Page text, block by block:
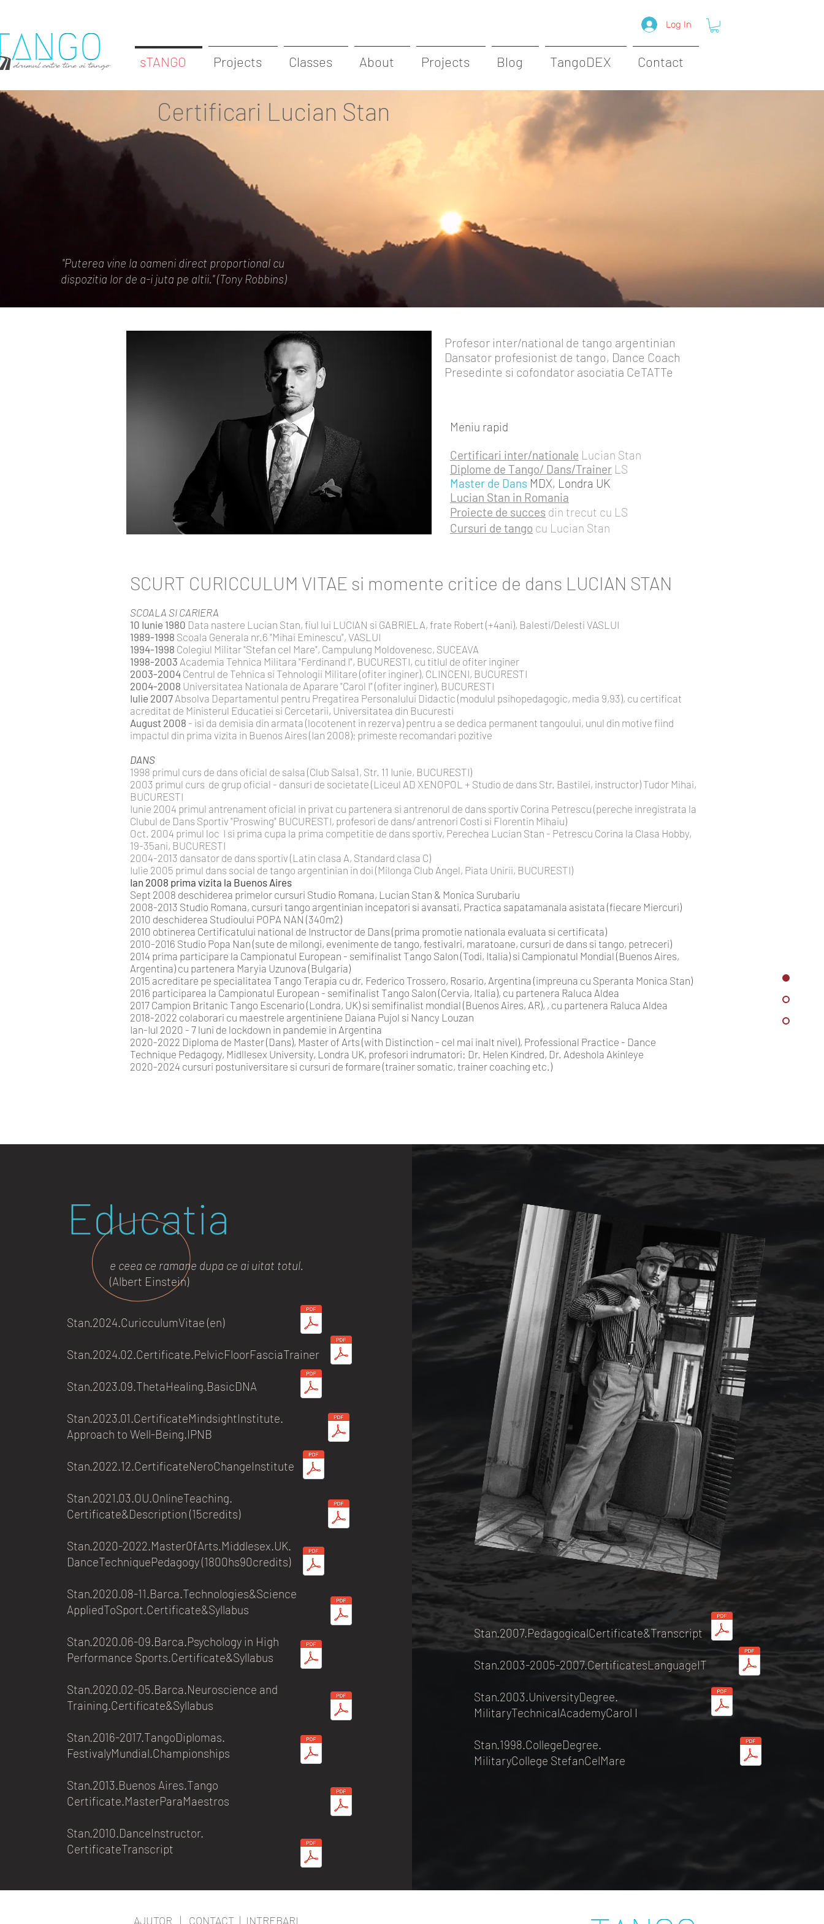
Log In
sTANGO Projects Classes About Projects Blog TangoDEX Contact
Certificari Lucian Stan
"Puterea vine la oameni direct proportional cu
dispozitia lor de a-i juta pe altii." (Tony Robbins)
CERTIFICARI &
ACREDITARI
Profesor inter/national de tango argentinian
Dansator profesionist de tango, Dance Coach
Presedinte si cofondator asociatia CeTATTe
Meniu rapid
Certificari inter/nationale Lucian Stan
Diplome de Tango/ Dans/Trainer LS
Master de Dans MDX, Londra UK
Lucian Stan in Romania
Proiecte de succes din trecut cu LS
Cursuri de tango cu Lucian Stan
SCURT CURICCULUM VITAE si momente critice de dans LUCIAN STAN
SCOALA SI CARIERA
10 Iunie 1980 Data nastere Lucian Stan, fiul lui LUCIAN si GABRIELA, frate Robert (+4ani), Balesti/Delesti VASLUI
1989-1998 Scoala Generala nr.6 "Mihai Eminescu", VASLUI
1994-1998 Colegiul Militar "Stefan cel Mare", Campulung Moldovenesc, SUCEAVA
1998-2003 Academia Tehnica Militara "Ferdinand I", BUCURESTI, cu titlul de ofiter inginer
2003-2004 Centrul de Tehnica si Tehnologii Militare (ofiter inginer), CLINCENI, BUCURESTI
2004-2008 Universitatea Nationala de Aparare "Carol I" (ofiter inginer), BUCURESTI
Iulie 2007 Absolva Departamentul pentru Pregatirea Personalului Didactic (modulul psihopedagogic, media 9,93), cu certificat
acreditat de Ministerul Educatiei si Cercetarii, Universitatea din Bucuresti
August 2008 - isi da demisia din armata (locotenent in rezerva) pentru a se dedica permanent tangoului, unul din motive fiind
impactul din prima vizita in Buenos Aires (Ian 2008); primeste recomandari pozitive
DANS
1998 primul curs de dans oficial de salsa (Club Salsa1, Str. 11 Iunie, BUCURESTI)
2003 primul curs de grup oficial - dansuri de societate (Liceul AD XENOPOL + Studio de dans Str. Bastilei, instructor) Tudor Mihai,
BUCURESTI
Iunie 2004 primul antrenament oficial in privat cu partenera si antrenorul de dans sportiv Corina Petrescu (pereche inregistrata la
Clubul de Dans Sportiv "Proswing" BUCURESTI, profesori de dans/ antrenori Costi si Florentin Mihaiu)
Oct. 2004 primul loc I si prima cupa la prima competitie de dans sportiv, Perechea Lucian Stan - Petrescu Corina la Clasa Hobby,
19-35ani, BUCURESTI
2004-2013 dansator de dans sportiv (Latin clasa A, Standard clasa C)
Iulie 2005 primul dans social de tango argentinian in doi (Milonga Club Angel, Piata Unirii, BUCURESTI)
Ian 2008 prima vizita la Buenos Aires
Sept 2008 deschiderea primelor cursuri Studio Romana, Lucian Stan & Monica Surubariu
2008-2013 Studio Romana, cursuri tango argentinian incepatori si avansati, Practica sapatamanala asistata (fiecare Miercuri)
2010 deschiderea Studioului POPA NAN (340m2)
2010 obtinerea Certificatului national de Instructor de Dans (prima promotie nationala evaluata si certificata)
2010-2016 Studio Popa Nan (sute de milongi, evenimente de tango, festivalri, maratoane, cursuri de dans si tango, petreceri)
2014 prima participare la Campionatul European - semifinalist Tango Salon (Todi, Italia) si Campionatul Mondial (Buenos Aires,
Argentina) cu partenera Maryia Uzunova (Bulgaria)
2015 acreditare pe specialitatea Tango Terapia cu dr. Federico Trossero, Rosario, Argentina (impreuna cu Speranta Monica Stan)
2016 participarea la Campionatul European - semifinalist Tango Salon (Cervia, Italia), cu partenera Raluca Aldea
2017 Campion Britanic Tango Escenario (Londra, UK) si semifinalist mondial (Buenos Aires, AR), , cu partenera Raluca Aldea
2018-2022 colaborari cu maestrele argentiniene Daiana Pujol si Nancy Louzan
Ian-Iul 2020 - 7 luni de lockdown in pandemie in Argentina
2020-2022 Diploma de Master (Dans), Master of Arts (with Distinction - cel mai inalt nivel), Professional Practice - Dance
Technique Pedagogy, Midllesex University, Londra UK, profesori indrumatori: Dr. Helen Kindred, Dr. Adeshola Akinleye
2020-2024 cursuri postuniversitare si cursuri de formare (trainer somatic, trainer coaching etc.)
Educatia
e ceea ce ramane dupa ce ai uitat totul.
(Albert Einstein)
Stan.2024.CuricculumVitae (en)
Stan.2024.02.Certificate.PelvicFloorFasciaTrainer
Stan.2023.09.ThetaHealing.BasicDNA
Stan.2023.01.CertificateMindsightInstitute.
Approach to Well-Being.IPNB
Stan.2022.12.CertificateNeroChangeInstitute
Stan.2021.03.OU.OnlineTeaching.
Certificate&Description (15credits)​
Stan.2020-2022.MasterOfArts.Middlesex.UK.
DanceTechniquePedagogy (1800hs90credits)
Stan.2020.08-11.Barca.Technologies&Science
AppliedToSport.Certificate&Syllabus
Stan.2020.06-09.Barca.Psychology in High
Performance Sports.Certificate&Syllabus
Stan.2020.02-05.Barca.Neuroscience and
Training.Certificate&Syllabus
Stan.2016-2017.TangoDiplomas.
FestivalyMundial.Championships
Stan.2013.Buenos Aires.Tango
Certificate.MasterParaMaestros
Stan.2010.DanceInstructor.
CertificateTranscript
Stan.2007.PedagogicalCertificate&Transcript
Stan.2003-2005-2007.CertificatesLanguageIT
Stan.2003.UniversityDegree.
MilitaryTechnicalAcademyCarol I
Stan.1998.CollegeDegree.
MilitaryCollege StefanCelMare
AJUTOR | CONTACT | INTREBARI